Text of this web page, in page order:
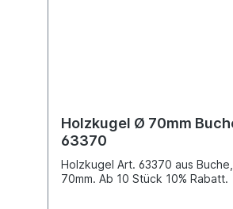
Holzkugel Ø 70mm
63370
Holzkugel Art. 63370 aus Buche, Maße: Ø
70mm. Ab 10 Stück 10% Rabatt.